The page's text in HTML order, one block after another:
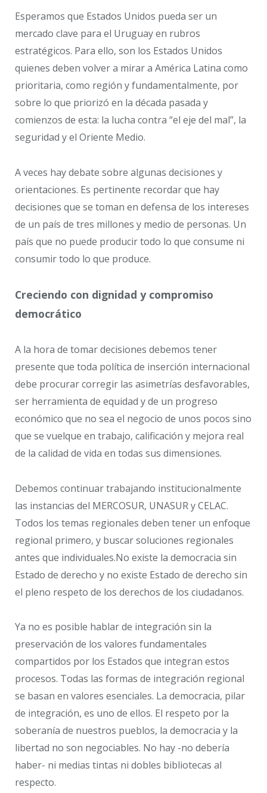
Esperamos que Estados Unidos pueda ser un
mercado clave para el Uruguay en rubros
estratégicos. Para ello, son los Estados Unidos
quienes deben volver a mirar a América Latina como
prioritaria, como región y fundamentalmente, por
sobre lo que priorizó en la década pasada y
comienzos de esta: la lucha contra “el eje del mal”, la
seguridad y el Oriente Medio.
A veces hay debate sobre algunas decisiones y
orientaciones. Es pertinente recordar que hay
decisiones que se toman en defensa de los intereses
de un país de tres millones y medio de personas. Un
país que no puede producir todo lo que consume ni
consumir todo lo que produce.
Creciendo con dignidad y compromiso
democrático
A la hora de tomar decisiones debemos tener
presente que toda política de inserción internacional
debe procurar corregir las asimetrías desfavorables,
ser herramienta de equidad y de un progreso
económico que no sea el negocio de unos pocos sino
que se vuelque en trabajo, calificación y mejora real
de la calidad de vida en todas sus dimensiones.
Debemos continuar trabajando institucionalmente
las instancias del MERCOSUR, UNASUR y CELAC.
Todos los temas regionales deben tener un enfoque
regional primero, y buscar soluciones regionales
antes que individuales.No existe la democracia sin
Estado de derecho y no existe Estado de derecho sin
el pleno respeto de los derechos de los ciudadanos.
Ya no es posible hablar de integración sin la
preservación de los valores fundamentales
compartidos por los Estados que integran estos
procesos. Todas las formas de integración regional
se basan en valores esenciales. La democracia, pilar
de integración, es uno de ellos. El respeto por la
soberanía de nuestros pueblos, la democracia y la
libertad no son negociables. No hay -no debería
haber- ni medias tintas ni dobles bibliotecas al
respecto.